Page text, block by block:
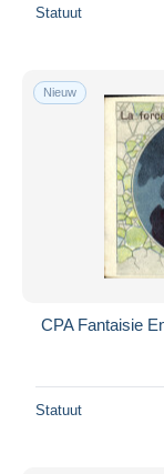
Statuut
Nieuw
CPA Fantaisie
Statuut